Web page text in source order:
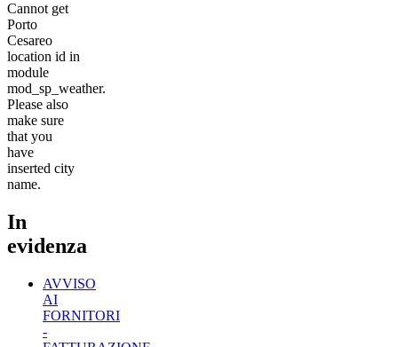
Cannot get
Porto
Cesareo
location id in
module
mod_sp_weather.
Please also
make sure
that you
have
inserted city
name.
In
evidenza
AVVISO
AI
FORNITORI
-